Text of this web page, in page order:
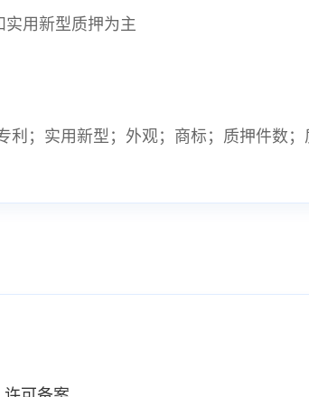
用新型质押为主
；实用新型；外观；商标；质押件数；